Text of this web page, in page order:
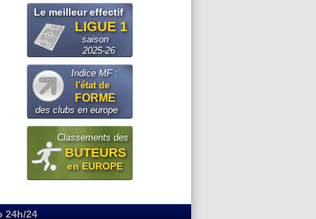
Le meilleur effectif
LIGUE 1
saison
2025-26
Indice MF :
l'état de
FORME
des clubs en europe
Classements des
BUTEURS
en EUROPE
24h/24